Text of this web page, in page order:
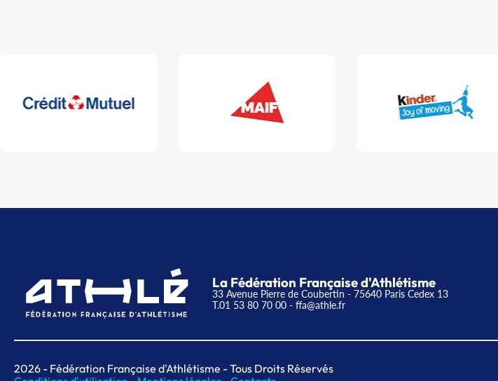
La Fédération Française d'Athlétisme
33 Avenue Pierre de Coubertin - 75640 Paris Cedex 13
T.01 53 80 70 00 - ffa@athle.fr
2026 - Fédération Française d'Athlétisme - Tous Droits Réservés